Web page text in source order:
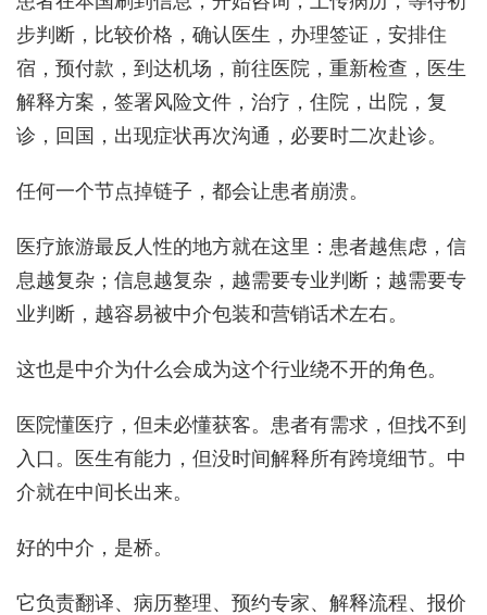
步判断，比较价格，确认医生，办理签证，安排住
宿，预付款，到达机场，前往医院，重新检查，医生
解释方案，签署风险文件，治疗，住院，出院，复
诊，回国，出现症状再次沟通，必要时二次赴诊。
任何一个节点掉链子，都会让患者崩溃。
医疗旅游最反人性的地方就在这里：患者越焦虑，信
息越复杂；信息越复杂，越需要专业判断；越需要专
业判断，越容易被中介包装和营销话术左右。
这也是中介为什么会成为这个行业绕不开的角色。
医院懂医疗，但未必懂获客。患者有需求，但找不到
入口。医生有能力，但没时间解释所有跨境细节。中
介就在中间长出来。
好的中介，是桥。
它负责翻译、病历整理、预约专家、解释流程、报价